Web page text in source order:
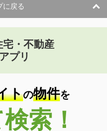
に戻る
・不動産
アプリ
トの物件を
索！